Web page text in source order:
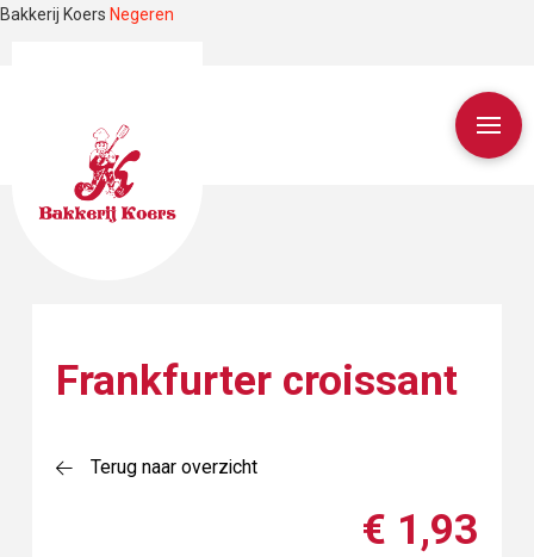
Bakkerij Koers Negeren
Frankfurter croissant
Terug naar overzicht
€ 1,93